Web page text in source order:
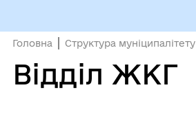
Головна Структура муніципалітету
Відділ ЖКГ